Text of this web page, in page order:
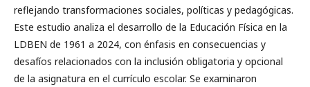
reflejando transformaciones sociales, políticas y pedagógicas.
Este estudio analiza el desarrollo de la Educación Física en la
LDBEN de 1961 a 2024, con énfasis en consecuencias y
desafíos relacionados con la inclusión obligatoria y opcional
de la asignatura en el currículo escolar. Se examinaron